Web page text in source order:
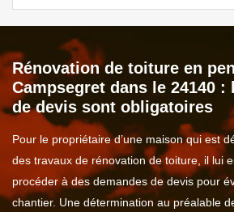
Rénovation de toiture en
Campsegret dans le 24140 :
de devis sont obligatoires
Pour le propriétaire d’une maison qui est
des travaux de rénovation de toiture, il lui
procéder à des demandes de devis pour
chantier. Une détermination au préalable